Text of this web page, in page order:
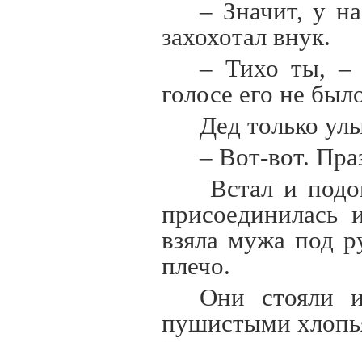
– Значит, у
захохотал внук.
– Тихо ты, –
голосе его не
Дед только
– Вот-вот.
Встал и
взяла мужа под
плечо.
Они стояли
пушистыми